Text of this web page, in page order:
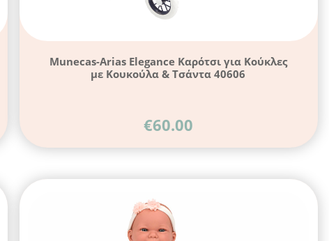
Munecas-Arias Elegance Καρότσι για Κούκλες
με Κουκούλα & Τσάντα 40606
€60.00